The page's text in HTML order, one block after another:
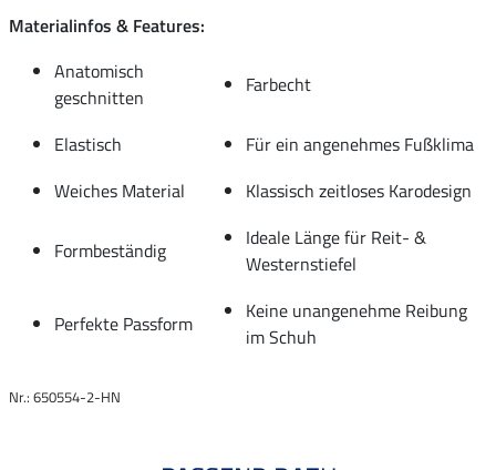
Materialinfos & Features:
Anatomisch
geschnitten
Farbecht
Elastisch
Für ein angenehmes Fußklima
Weiches Material
Klassisch zeitloses Karodesign
Formbeständig
Ideale Länge für Reit- &
Westernstiefel
Perfekte Passform
Keine unangenehme Reibung
im Schuh
Nr.: 650554-2-HN